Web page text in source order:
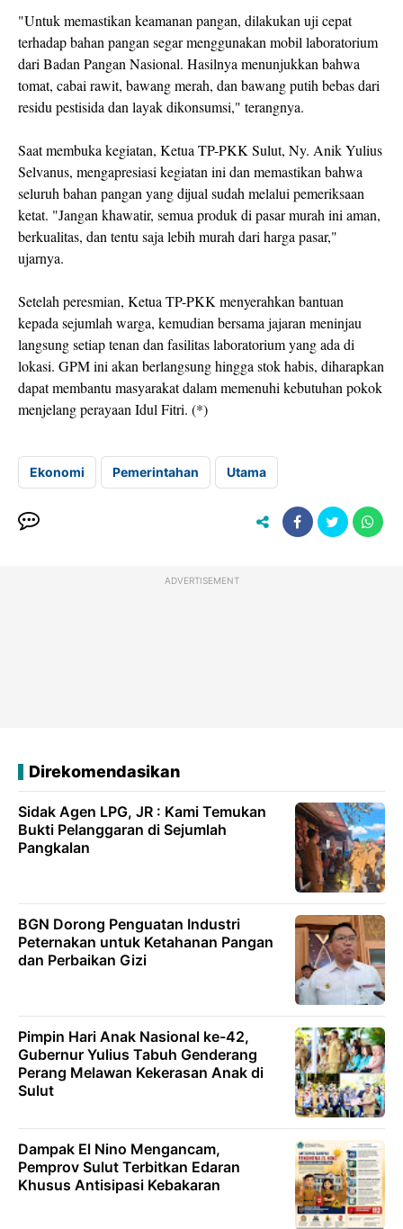
"Untuk memastikan keamanan pangan, dilakukan uji cepat
terhadap bahan pangan segar menggunakan mobil laboratorium
dari Badan Pangan Nasional. Hasilnya menunjukkan bahwa
tomat, cabai rawit, bawang merah, dan bawang putih bebas dari
residu pestisida dan layak dikonsumsi," terangnya.
Saat membuka kegiatan, Ketua TP-PKK Sulut, Ny. Anik Yulius
Selvanus, mengapresiasi kegiatan ini dan memastikan bahwa
seluruh bahan pangan yang dijual sudah melalui pemeriksaan
ketat. "Jangan khawatir, semua produk di pasar murah ini aman,
berkualitas, dan tentu saja lebih murah dari harga pasar,"
ujarnya.
Setelah peresmian, Ketua TP-PKK menyerahkan bantuan
kepada sejumlah warga, kemudian bersama jajaran meninjau
langsung setiap tenan dan fasilitas laboratorium yang ada di
lokasi. GPM ini akan berlangsung hingga stok habis, diharapkan
dapat membantu masyarakat dalam memenuhi kebutuhan pokok
menjelang perayaan Idul Fitri. (*)
Ekonomi Pemerintahan Utama
ADVERTISEMENT
Direkomendasikan
Sidak Agen LPG, JR : Kami Temukan
Bukti Pelanggaran di Sejumlah
Pangkalan
BGN Dorong Penguatan Industri
Peternakan untuk Ketahanan Pangan
dan Perbaikan Gizi
Pimpin Hari Anak Nasional ke-42,
Gubernur Yulius Tabuh Genderang
Perang Melawan Kekerasan Anak di
Sulut
Dampak El Nino Mengancam,
Pemprov Sulut Terbitkan Edaran
Khusus Antisipasi Kebakaran